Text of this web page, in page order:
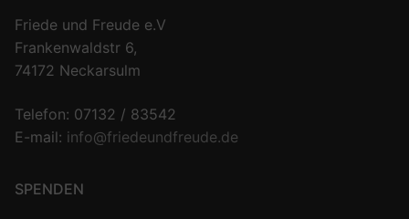
Friede und Freude e.V
Frankenwaldstr 6,
74172 Neckarsulm
Telefon: 07132 / 83542
E-mail: info@friedeundfreude.de
SPENDEN